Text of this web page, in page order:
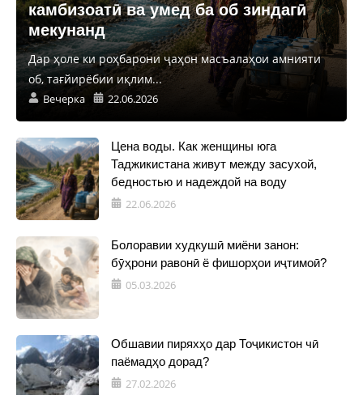
камбизоатӣ ва умед ба об зиндагӣ
мекунанд
Дар ҳоле ки роҳбарони ҷаҳон масъалаҳои амнияти
об, тағйирёбии иқлим...
Вечерка 22.06.2026
Цена воды. Как женщины юга
Таджикистана живут между засухой,
бедностью и надеждой на воду
22.06.2026
Болоравии худкушӣ миёни занон:
бӯҳрони равонӣ ё фишорҳои иҷтимоӣ?
05.03.2026
Обшавии пиряхҳо дар Тоҷикистон чӣ
паёмадҳо дорад?
27.02.2026